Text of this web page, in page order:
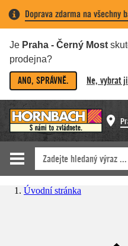
Doprava zdarma na všechny
Je Praha - Černý Most
prodejna?
ANO, SPRÁVNĚ. Ne, vybrat
Úvodní stránka